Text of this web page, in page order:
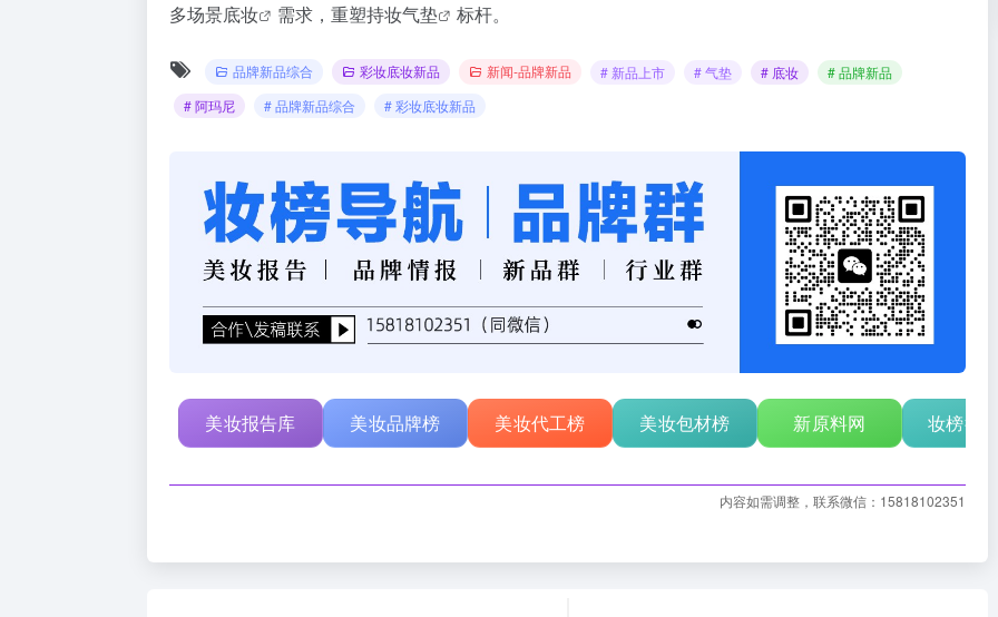
多场景底妆 需求，重塑持妆气垫 标杆。
品牌新品综合 彩妆底妆新品 新闻-品牌新品 # 新品上市 # 气垫 # 底妆
# 品牌新品
# 阿玛尼
# 品牌新品综合 # 彩妆底妆新品
美妆报告库 美妆品牌榜 美妆代工榜 美妆包材榜 新原料网 妆榜行
内容如需调整，联系微信：15818102351